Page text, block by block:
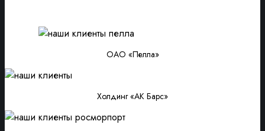
ОАО «Пелла»
Холдинг «АК Барс»